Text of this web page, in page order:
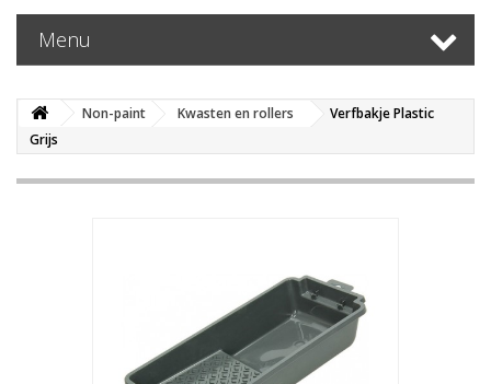
Menu
Non-paint Kwasten en rollers
Verfbakje Plastic
Grijs